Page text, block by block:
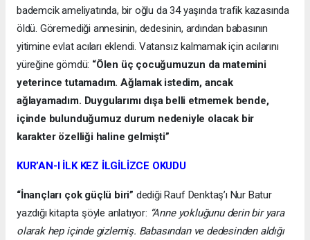
bademcik ameliyatında, bir oğlu da 34 yaşında trafik kazasında
öldü. Göremediği annesinin, dedesinin, ardından babasının
yitimine evlat acıları eklendi. Vatansız kalmamak için acılarını
yüreğine gömdü: “Ölen üç çocuğumuzun da matemini
yeterince tutamadım. Ağlamak istedim, ancak
ağlayamadım. Duygularımı dışa belli etmemek bende,
içinde bulunduğumuz durum nedeniyle olacak bir
karakter özelliği haline gelmişti”
KUR’AN-I İLK KEZ İLGİLİZCE OKUDU
“İnançları çok güçlü biri” dediği Rauf Denktaş’ı Nur Batur
yazdığı kitapta şöyle anlatıyor: “Anne yokluğunu derin bir yara
olarak hep içinde gizlemiş. Babasından ve dedesinden aldığı